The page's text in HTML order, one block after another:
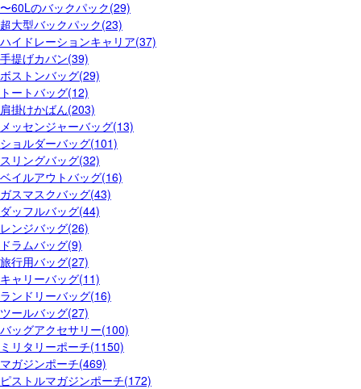
〜60Lのバックパック(29)
超大型バックパック(23)
ハイドレーションキャリア(37)
手提げカバン(39)
ボストンバッグ(29)
トートバッグ(12)
肩掛けかばん(203)
メッセンジャーバッグ(13)
ショルダーバッグ(101)
スリングバッグ(32)
ベイルアウトバッグ(16)
ガスマスクバッグ(43)
ダッフルバッグ(44)
レンジバッグ(26)
ドラムバッグ(9)
旅行用バッグ(27)
キャリーバッグ(11)
ランドリーバッグ(16)
ツールバッグ(27)
バッグアクセサリー(100)
ミリタリーポーチ(1150)
マガジンポーチ(469)
ピストルマガジンポーチ(172)